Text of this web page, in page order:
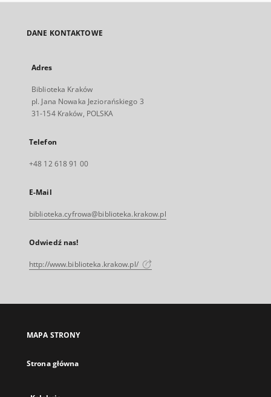
DANE KONTAKTOWE
Adres
Biblioteka Kraków
pl. Jana Nowaka Jeziorańskiego 3
31-154 Kraków, POLSKA
Telefon
+48 12 618 91 00
E-Mail
biblioteka.cyfrowa@biblioteka.krakow.pl
Odwiedź nas!
http://www.biblioteka.krakow.pl/
MAPA STRONY
Strona główna